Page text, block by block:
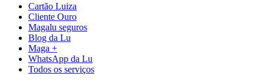
Cartão Luiza
Cliente Ouro
Magalu seguros
Blog da Lu
Maga +
WhatsApp da Lu
Todos os serviços